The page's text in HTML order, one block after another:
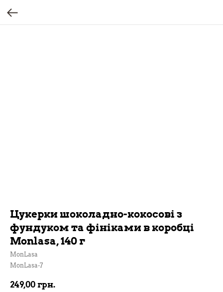
Цукерки шоколадно-кокосові з
фундуком та фініками в коробці
Monlasa, 140 г
MonLasa
MonLasa-7
249,00 грн.